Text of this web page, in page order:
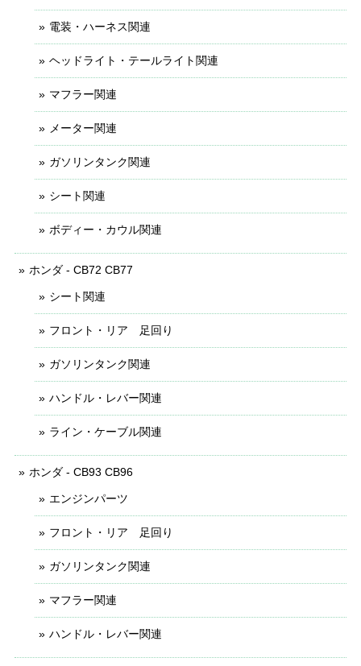
電装・ハーネス関連
ヘッドライト・テールライト関連
マフラー関連
メーター関連
ガソリンタンク関連
シート関連
ボディー・カウル関連
ホンダ - CB72 CB77
シート関連
フロント・リア 足回り
ガソリンタンク関連
ハンドル・レバー関連
ライン・ケーブル関連
ホンダ - CB93 CB96
エンジンパーツ
フロント・リア 足回り
ガソリンタンク関連
マフラー関連
ハンドル・レバー関連